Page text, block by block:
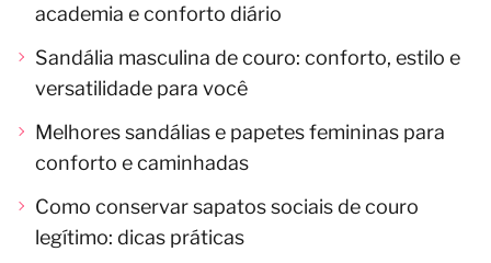
academia e conforto diário
Sandália masculina de couro: conforto, estilo e
versatilidade para você
Melhores sandálias e papetes femininas para
conforto e caminhadas
Como conservar sapatos sociais de couro
legítimo: dicas práticas